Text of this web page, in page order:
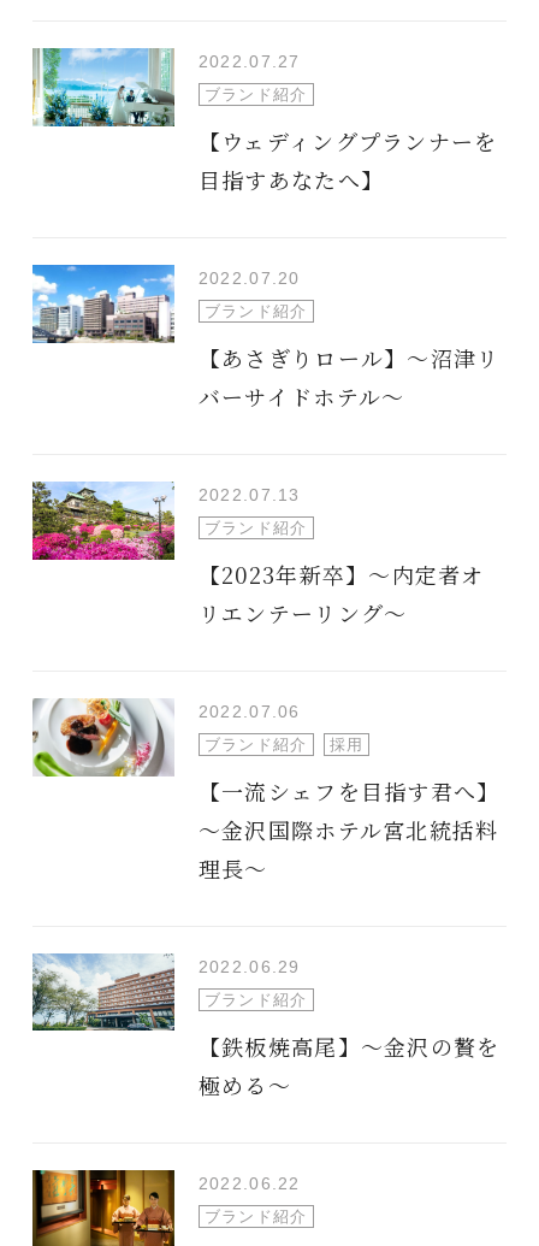
2022.07.27
ブランド紹介
【ウェディングプランナーを
目指すあなたへ】
2022.07.20
ブランド紹介
【あさぎりロール】～沼津リ
バーサイドホテル～
2022.07.13
ブランド紹介
【2023年新卒】～内定者オ
リエンテーリング～
2022.07.06
ブランド紹介 採用
【一流シェフを目指す君へ】
～金沢国際ホテル宮北統括料
理長～
2022.06.29
ブランド紹介
【鉄板焼高尾】～金沢の贅を
極める～
2022.06.22
ブランド紹介